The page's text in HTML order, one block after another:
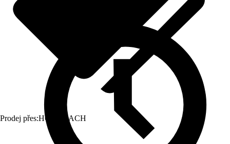
Prodej přes:HORNBACH